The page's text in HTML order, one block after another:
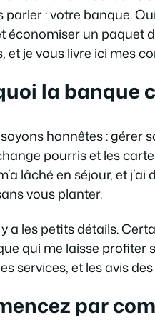
parler : votre banque.
économiser un paquet
et je vous livre ici mes
la banque
soyons honnêtes : gérer
pourris et les
lâché en séjour, et
vous planter.
y a les petits détails.
qui me laisse profiter
services, et les avis
par